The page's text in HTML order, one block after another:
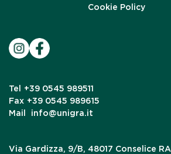
Cookie Policy
Tel
+39 0545 989511
Fax +39 0545 989615
Mail
info@unigra.it
Via Gardizza, 9/B, 48017 Conselice RA